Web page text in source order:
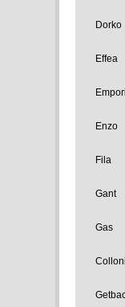
Dorko
Effea
Enzo
Fila
Gant
Gas
Collonil